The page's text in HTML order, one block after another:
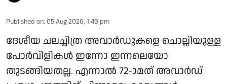
Published on: 05 Aug 2026, 1:49 pm
ദേശീയ ചലച്ചിത്ര അവാർഡുകളെ ചൊല്ലിയുള്ള
പോർവിളികൾ ഇന്നോ ഇന്നലെയോ
തുടങ്ങിയതല്ല. എന്നാൽ 72-ാമത് അവാർഡ്